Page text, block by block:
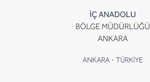
İÇ ANADOLU
BÖLGE MÜDÜRLÜĞÜ
ANKARA
ANKARA - TÜRKİYE